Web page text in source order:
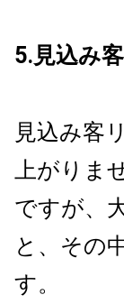
5.見込み
見込み客
上がりま
ですが、
と、その
す。